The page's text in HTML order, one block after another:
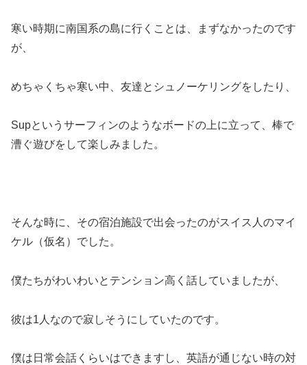
寒い時期に南国系の島に行くことは、まずなかったのです
が、
めちゃくちゃ寒い中、友達とシュノーケリングをしたり、
Supというサーフィンのようなボードの上に立って、棒で
漕ぐ遊びをして楽しみました。
そんな時に、その宿泊施設で出会ったのがスイス人のマイ
ケル（仮名）でした。
僕たちがわいわいとテンション高く話していましたが、
彼は1人なので寂しそうにしていたのです。
僕は日常会話くらいはできますし、英語が通じない時の対